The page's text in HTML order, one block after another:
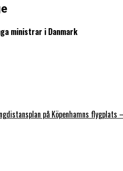
ministrar i Danmark
på Köpenhamns